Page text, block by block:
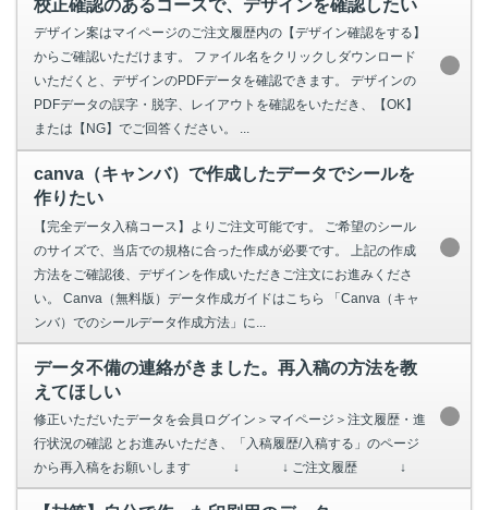
校正確認のあるコースで、デザインを確認したい
デザイン案はマイページのご注文履歴内の【デザイン確認をする】
からご確認いただけます。 ファイル名をクリックしダウンロード
いただくと、デザインのPDFデータを確認できます。 デザインの
PDFデータの誤字・脱字、レイアウトを確認をいただき、【OK】
または【NG】でご回答ください。 ...
canva（キャンバ）で作成したデータでシールを
作りたい
【完全データ入稿コース】よりご注文可能です。 ご希望のシール
のサイズで、当店での規格に合った作成が必要です。 上記の作成
方法をご確認後、デザインを作成いただきご注文にお進みくださ
い。 Canva（無料版）データ作成ガイドはこちら 「Canva（キャ
ンバ）でのシールデータ作成方法」に...
データ不備の連絡がきました。再入稿の方法を教
えてほしい
修正いただいたデータを会員ログイン＞マイページ＞注文履歴・進
行状況の確認 とお進みいただき、「入稿履歴/入稿する」のページ
から再入稿をお願いします ↓ ↓ ご注文履歴 ↓